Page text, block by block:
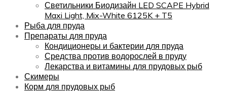
Светильники Биодизайн LED SCAPE Hybrid
Maxi Light, Mix-White 6125K + T5
Рыба для пруда
Препараты для пруда
Кондиционеры и бактерии для пруда
Средства против водорослей в пруду
Лекарства и витамины для прудовых рыб
Скимеры
Корм для прудовых рыб